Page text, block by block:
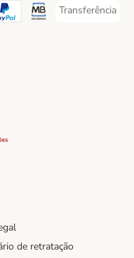
Method
Method
Payment Method
Payment Method
Multibanco Payment
Transferência
Transferência
de retratação